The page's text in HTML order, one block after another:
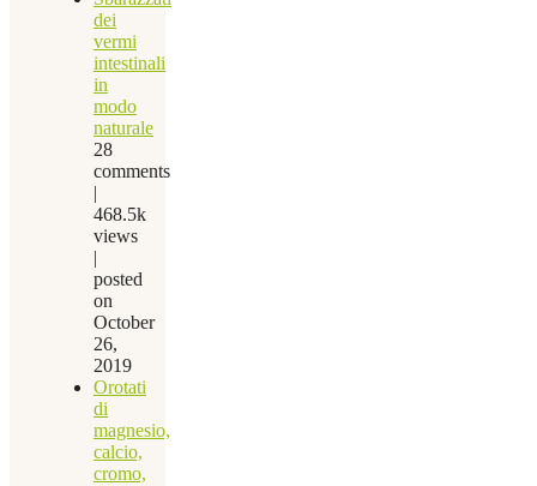
dei
vermi
intestinali
in
modo
naturale
28
comments
|
468.5k
views
|
posted
on
October
26,
2019
Orotati
di
magnesio,
calcio,
cromo,